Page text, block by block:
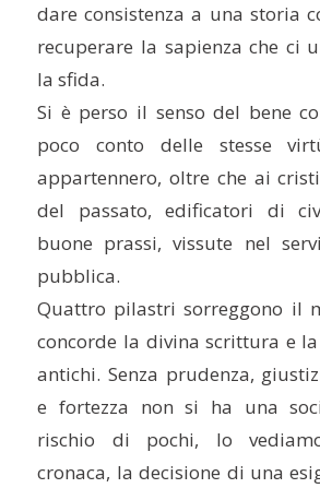
dare consistenza a una storia
recuperare la sapienza che ci
la sfida.
Si è perso il senso del bene
poco conto delle stesse
appartennero, oltre che ai
del passato, edificatori di
buone prassi, vissute nel
pubblica.
Quattro pilastri sorreggono il
concorde la divina scrittura e
antichi. Senza prudenza,
e fortezza non si ha una
rischio di pochi, lo
cronaca, la decisione di una